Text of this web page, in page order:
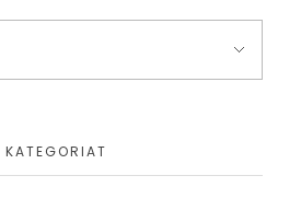
KATEGORIAT